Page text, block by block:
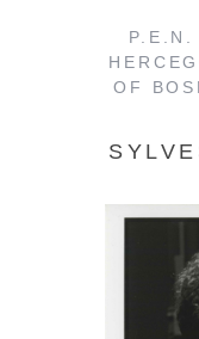
P.E.N.
OF